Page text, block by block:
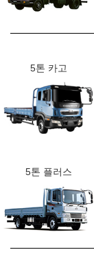
5톤 카고
5톤 플러스